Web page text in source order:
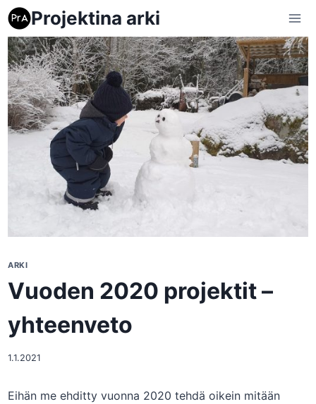
Siirry
sisältöönProjektina arki
ARKI
Vuoden 2020 projektit –
yhteenveto
1.1.2021
Eihän me ehditty vuonna 2020 tehdä oikein mitään